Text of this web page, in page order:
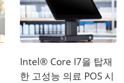
Intel® Core I7을 탑재
한 고성능 의료 POS 시